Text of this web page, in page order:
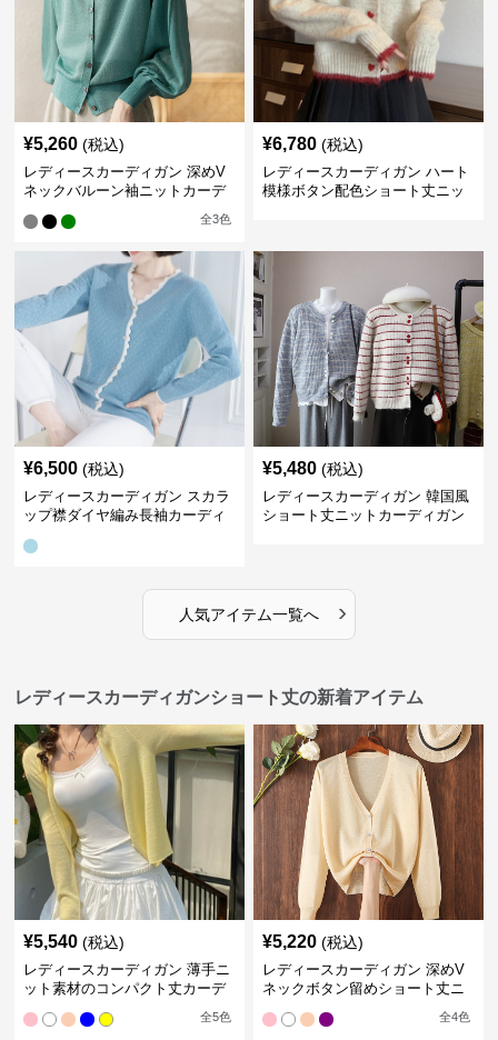
¥5,260 (税込)
レディースカーディガン 深めV
ネックバルーン袖ニットカーデ
全3色
¥6,780 (税込)
レディースカーディガン ハート
模様ボタン配色ショート丈ニッ
¥6,500 (税込)
レディースカーディガン スカラ
ップ襟ダイヤ編み長袖カーディ
¥5,480 (税込)
レディースカーディガン 韓国風
ショート丈ニットカーディガン
人気アイテム一覧へ ›
レディースカーディガンショート丈の新着アイテム
¥5,540 (税込)
レディースカーディガン 薄手ニ
ット素材のコンパクト丈カーデ
全5色
¥5,220 (税込)
レディースカーディガン 深めV
ネックボタン留めショート丈ニ
全4色